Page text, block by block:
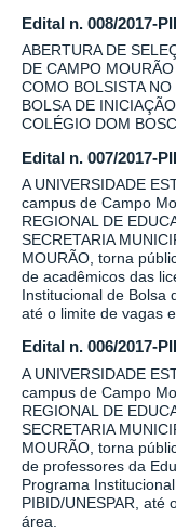
Edital n. 008/2017-
ABERTURA DE
DE CAMPO
COMO BOLSISTA
BOLSA DE
COLÉGIO DOM
Edital n. 007/2017-
A UNIVERSIDADE
campus de Campo
REGIONAL DE
SECRETARIA
MOURÃO, torna
de acadêmicos das
Institucional de Bolsa
até o limite de vagas
Edital n. 006/2017-
A UNIVERSIDADE
campus de Campo
REGIONAL DE
SECRETARIA
MOURÃO, torna
de professores da
Programa
PIBID/UNESPAR, até
área.